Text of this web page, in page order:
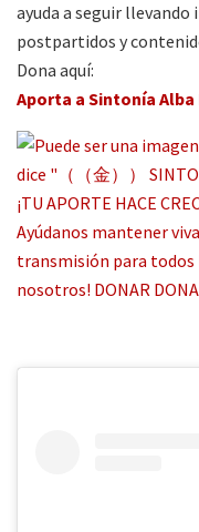
ayuda a seguir
postpartidos y
Dona aquí:
Aporta a Sintonía Alba